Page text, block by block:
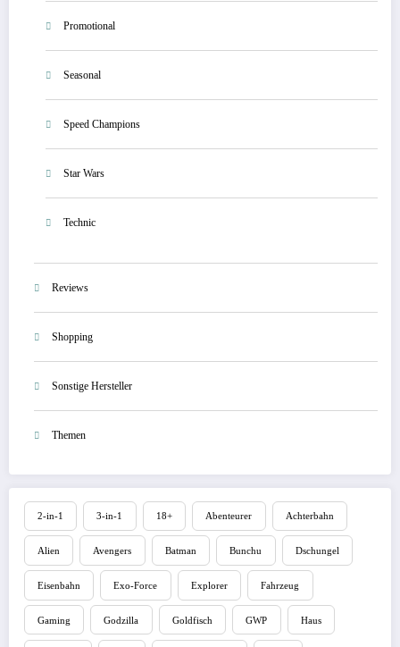
Promotional
Seasonal
Speed Champions
Star Wars
Technic
Reviews
Shopping
Sonstige Hersteller
Themen
2-in-1 3-in-1 18+ Abenteurer Achterbahn
Alien Avengers Batman Bunchu Dschungel
Eisenbahn Exo-Force Explorer Fahrzeug
Gaming Godzilla Goldfisch GWP Haus